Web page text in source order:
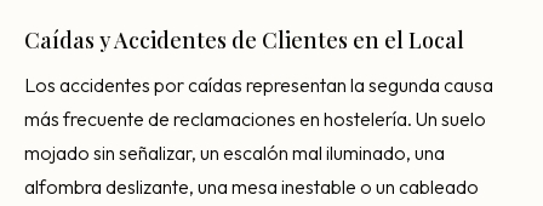
Caídas y Accidentes de Clientes en el Local
Los accidentes por caídas representan la segunda causa
más frecuente de reclamaciones en hostelería. Un suelo
mojado sin señalizar, un escalón mal iluminado, una
alfombra deslizante, una mesa inestable o un cableado